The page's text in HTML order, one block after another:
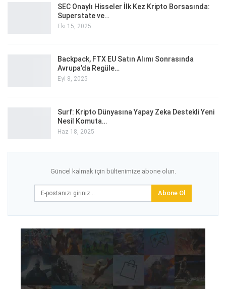
SEC Onaylı Hisseler İlk Kez Kripto Borsasında:
Superstate ve…
Eki 15, 2025
Backpack, FTX EU Satın Alımı Sonrasında
Avrupa’da Regüle…
Eyl 8, 2025
Surf: Kripto Dünyasına Yapay Zeka Destekli Yeni
Nesil Komuta…
Haz 18, 2025
Güncel kalmak için bültenimize abone olun.
Abone Ol